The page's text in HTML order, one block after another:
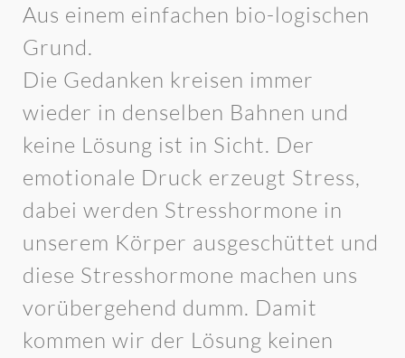
Aus einem einfachen bio-logischen
Grund.
Die Gedanken kreisen immer
wieder in denselben Bahnen und
keine Lösung ist in Sicht. Der
emotionale Druck erzeugt Stress,
dabei werden Stresshormone in
unserem Körper ausgeschüttet und
diese Stresshormone machen uns
vorübergehend dumm. Damit
kommen wir der Lösung keinen